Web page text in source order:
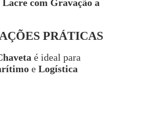
Lacre com Gravação a
PRÁTICAS
é ideal para
e Logística